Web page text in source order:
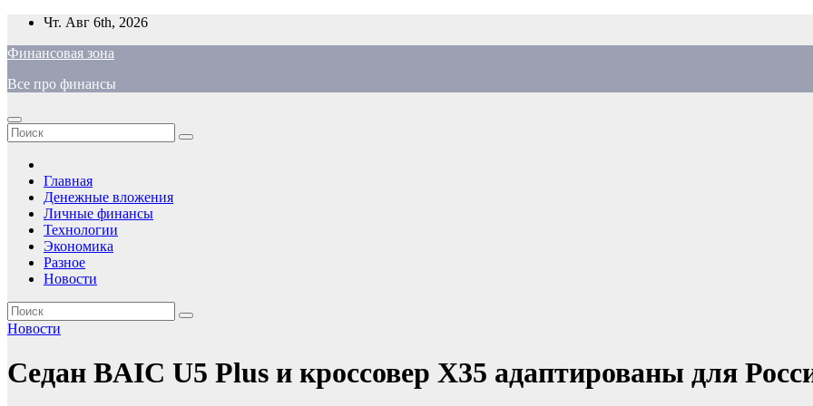
Перейти
содержимому
Чт. Авг 6th, 2026
Финансовая зона
Все про финансы
Главная
Денежные вложения
Личные финансы
Технологии
Экономика
Разное
Новости
Новости
Седан BAIC U5 Plus и кроссовер X35 адаптированы для